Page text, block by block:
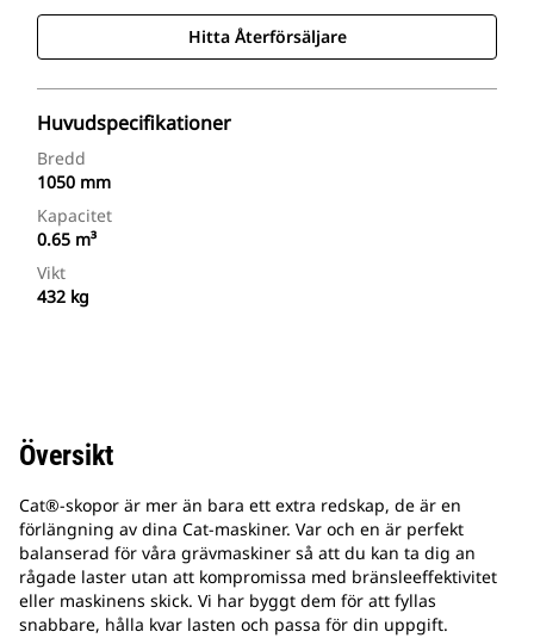
Hitta Återförsäljare
Huvudspecifikationer
Bredd
1050 mm
Kapacitet
0.65 m³
Vikt
432 kg
Översikt
Cat®-skopor är mer än bara ett extra redskap, de är en
förlängning av dina Cat-maskiner. Var och en är perfekt
balanserad för våra grävmaskiner så att du kan ta dig an
rågade laster utan att kompromissa med bränsleeffektivitet
eller maskinens skick. Vi har byggt dem för att fyllas
snabbare, hålla kvar lasten och passa för din uppgift.